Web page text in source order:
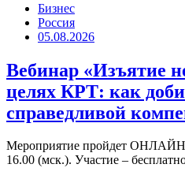
Бизнес
Россия
05.08.2026
Вебинар «Изъятие
целях КРТ: как
справедливой
Мероприятие пройдет ОНЛАЙН
16.00 (мск.). Участие –